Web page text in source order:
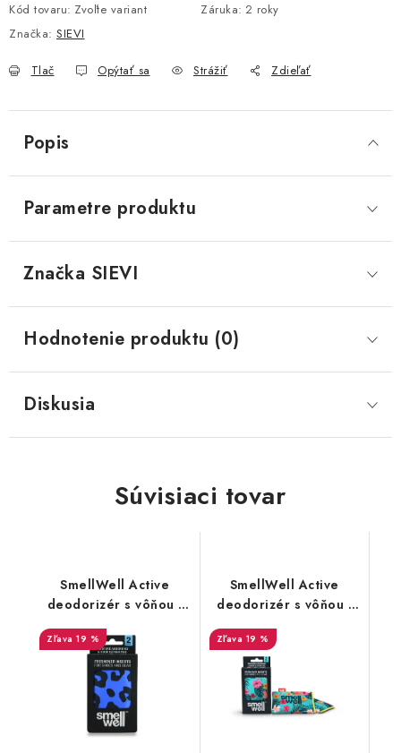
Kód tovaru: Zvoľte variant Záruka: 2 roky
Značka: SIEVI
Tlač Opýtať sa Strážiť Zdieľať
Popis
Parametre produktu
Značka SIEVI
Hodnotenie produktu (0)
Diskusia
Súvisiaci tovar
SmellWell Active
deodorizér s vôňou -
Leopard Blue
19 %
SmellWell Active
deodorizér s vôňou -
Tropical Blue
19 %